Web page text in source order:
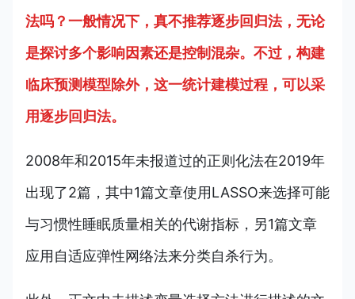
法吗？一般情况下，真不推荐逐步回归法，无论
是探讨多个影响因素还是控制混杂。不过，构建
临床预测模型除外，这一统计建模过程，可以采
用逐步回归法。
2008年和2015年未报道过的正则化法在2019年
出现了2篇，其中1篇文章使用LASSO来选择可能
与习惯性睡眠质量相关的代谢指标，另1篇文章
应用自适应弹性网络法来分类自杀行为。